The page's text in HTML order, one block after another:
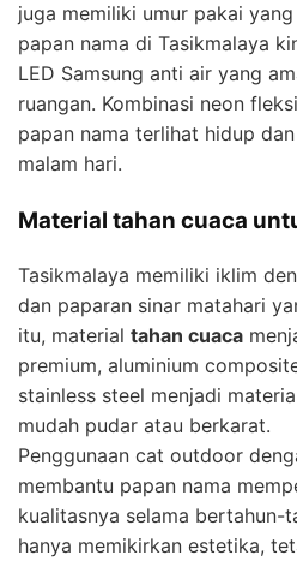
juga memiliki umur pakai
papan nama di Tasikmalaya
LED Samsung anti air yang
ruangan. Kombinasi neon
papan nama terlihat hidup
malam hari.
Material tahan cuaca
Tasikmalaya memiliki iklim
dan paparan sinar matahari
itu, material tahan cuaca
premium, aluminium
stainless steel menjadi
mudah pudar atau berkarat.
Penggunaan cat outdoor
membantu papan nama
kualitasnya selama bertahun-
hanya memikirkan estetika,